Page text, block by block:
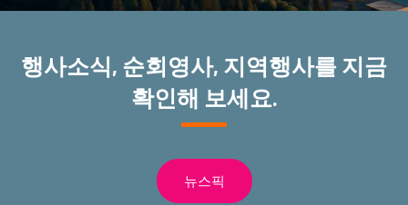
행사소식, 순회영사, 지역행사를 지금
확인해 보세요.
뉴스픽